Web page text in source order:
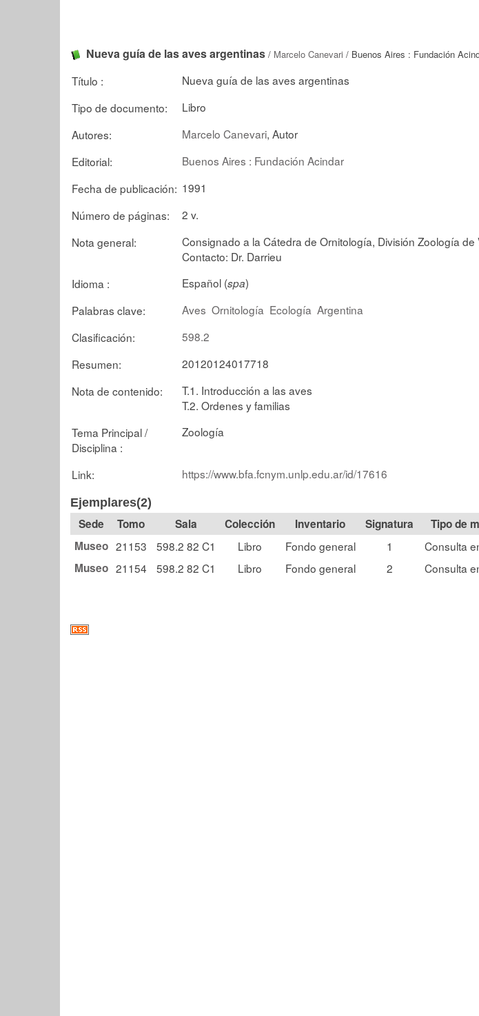
Nueva guía de las aves argentinas / Marcelo Canevari / Buenos Aires : Fundación
Título :
Nueva guía de las aves argentinas
Tipo de documento:
Libro
Autores:
Marcelo Canevari, Autor
Editorial:
Buenos Aires : Fundación Acindar
Fecha de publicación: 1991
Número de páginas:
2 v.
Nota general:
Consignado a la Cátedra de Ornitología, División Zoología de
Contacto: Dr. Darrieu
Idioma :
Español (spa)
Palabras clave:
Aves Ornitología Ecología Argentina
Clasificación:
598.2
Resumen:
20120124017718
Nota de contenido:
T.1. Introducción a las aves
T.2. Ordenes y familias
Tema Principal /
Disciplina :
Zoología
Link: https://www.bfa.fcnym.unlp.edu.ar/id/17616
Ejemplares(2)
Tomo Sala Colección Signatura Tipo de
Museo 21153 598.2 82 C1 Libro Fondo general 1 Consulta
Museo 21154 598.2 82 C1 Libro Fondo general 2 Consulta